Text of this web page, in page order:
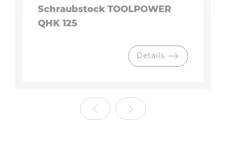
Schraubstock TOOLPOWER
QHK 125
Details